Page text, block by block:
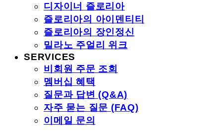
디자이너 즐로리아
즐로리아의 아이덴티티
즐로리아의 장인정신
밀라노 주얼리 위크
SERVICES
비회원 주문 조회
멤버십 혜택
질문과 답변 (Q&A)
자주 묻는 질문 (FAQ)
이메일 문의